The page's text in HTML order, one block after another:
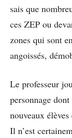
sais que
ces ZEP ou
zones qui sont
angoissés,
Le professeur
personnage
nouveaux
Il n’est